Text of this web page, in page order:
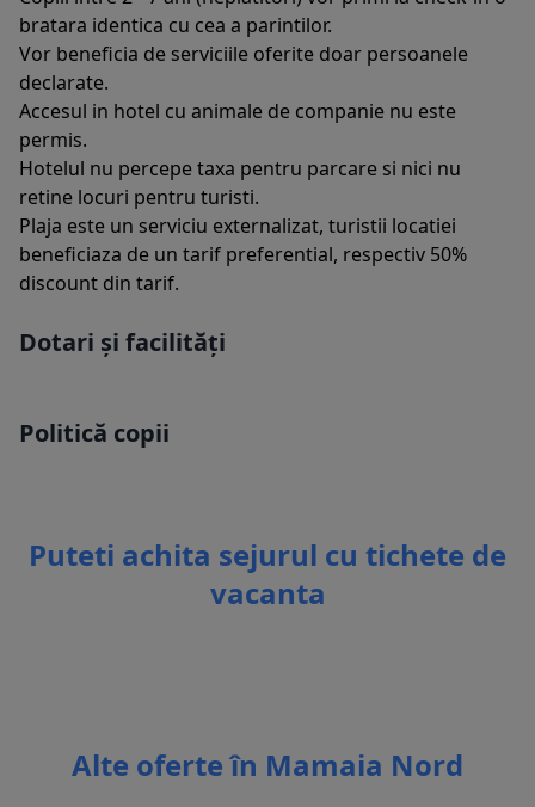
bratara identica cu cea a parintilor.
Vor beneficia de serviciile oferite doar persoanele
declarate.
Accesul in hotel cu animale de companie nu este
permis.
Hotelul nu percepe taxa pentru parcare si nici nu
retine locuri pentru turisti.
Plaja este un serviciu externalizat, turistii locatiei
beneficiaza de un tarif preferential, respectiv 50%
discount din tarif.
Dotari și facilități
Politică copii
Puteti achita sejurul cu tichete de
vacanta
Alte oferte în Mamaia Nord